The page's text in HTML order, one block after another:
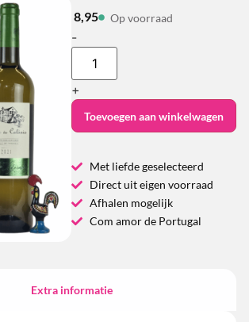
8,95 Op voorraad
-
+
Toevoegen aan winkelwagen
Met liefde geselecteerd
Direct uit eigen voorraad
Afhalen mogelijk
Com amor de Portugal
Extra informatie